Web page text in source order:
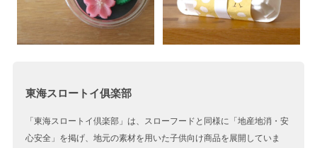
東海スロートイ俱楽部
「東海スロートイ倶楽部」は、スローフードと同様に「地産地消・安
心安全」を掲げ、地元の素材を用いた子供向け商品を展開していま